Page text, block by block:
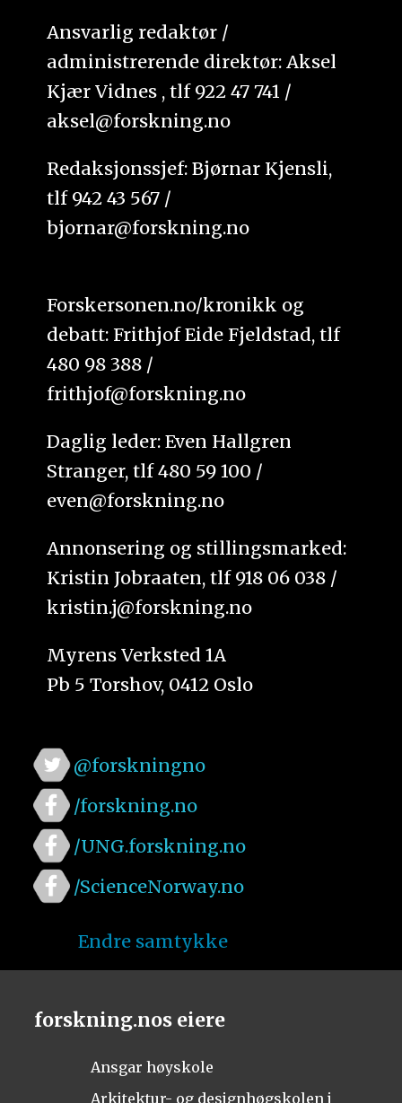
Ansvarlig redaktør /
administrerende direktør: Aksel
Kjær Vidnes , tlf 922 47 741 /
aksel@forskning.no
Redaksjonssjef: Bjørnar Kjensli,
tlf 942 43 567 /
bjornar@forskning.no
Forskersonen.no/kronikk og
debatt: Frithjof Eide Fjeldstad, tlf
480 98 388 /
frithjof@forskning.no
Daglig leder: Even Hallgren
Stranger, tlf 480 59 100 /
even@forskning.no
Annonsering og stillingsmarked:
Kristin Jobraaten, tlf 918 06 038 /
kristin.j@forskning.no
Myrens Verksted 1A
Pb 5 Torshov, 0412 Oslo
@forskningno
/forskning.no
/UNG.forskning.no
/ScienceNorway.no
Endre samtykke
forskning.nos eiere
Ansgar høyskole
Arkitektur- og designhøgskolen i